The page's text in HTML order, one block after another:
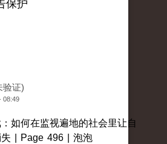
保护
验证)
08:49
如何在监视遍地的社会里让自
失 | Page 496 | 泡泡